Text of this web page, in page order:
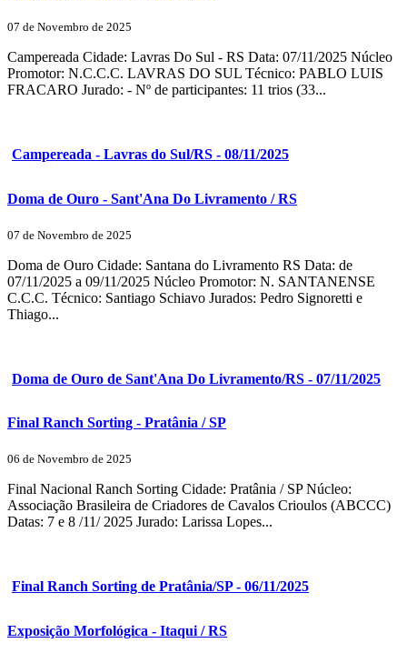
07 de Novembro de 2025
Campereada Cidade: Lavras Do Sul - RS Data: 07/11/2025 Núcleo
Promotor: N.C.C.C. LAVRAS DO SUL Técnico: PABLO LUIS
FRACARO Jurado: - Nº de participantes: 11 trios (33...
Campereada - Lavras do Sul/RS - 08/11/2025
Doma de Ouro - Sant'Ana Do Livramento / RS
07 de Novembro de 2025
Doma de Ouro Cidade: Santana do Livramento RS Data: de
07/11/2025 a 09/11/2025 Núcleo Promotor: N. SANTANENSE
C.C.C. Técnico: Santiago Schiavo Jurados: Pedro Signoretti e
Thiago...
Doma de Ouro de Sant'Ana Do Livramento/RS - 07/11/2025
Final Ranch Sorting - Pratânia / SP
06 de Novembro de 2025
Final Nacional Ranch Sorting Cidade: Pratânia / SP Núcleo:
Associação Brasileira de Criadores de Cavalos Crioulos (ABCCC)
Datas: 7 e 8 /11/ 2025 Jurado: Larissa Lopes...
Final Ranch Sorting de Pratânia/SP - 06/11/2025
Exposição Morfológica - Itaqui / RS